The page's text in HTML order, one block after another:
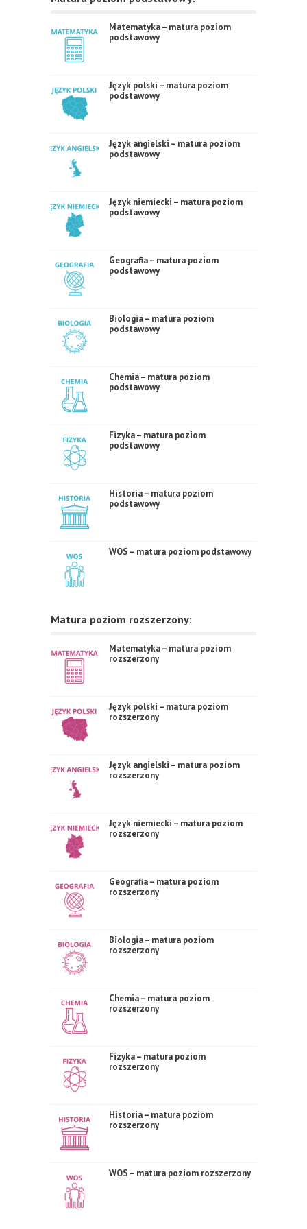
Matematyka – matura poziom
podstawowy
Język polski – matura poziom
podstawowy
Język angielski – matura poziom
podstawowy
Język niemiecki – matura poziom
podstawowy
Geografia – matura poziom
podstawowy
Biologia – matura poziom
podstawowy
Chemia – matura poziom
podstawowy
Fizyka – matura poziom
podstawowy
Historia – matura poziom
podstawowy
WOS – matura poziom podstawowy
Matura poziom rozszerzony:
Matematyka – matura poziom
rozszerzony
Język polski – matura poziom
rozszerzony
Język angielski – matura poziom
rozszerzony
Język niemiecki – matura poziom
rozszerzony
Geografia – matura poziom
rozszerzony
Biologia – matura poziom
rozszerzony
Chemia – matura poziom
rozszerzony
Fizyka – matura poziom
rozszerzony
Historia – matura poziom
rozszerzony
WOS – matura poziom rozszerzony